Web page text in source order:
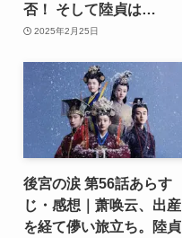
否！ そして陸貞は…
2025年2月25日
後宮の涙 第56話あらす
じ・感想｜萧唤云、出産
を経て儚い旅立ち。陸貞